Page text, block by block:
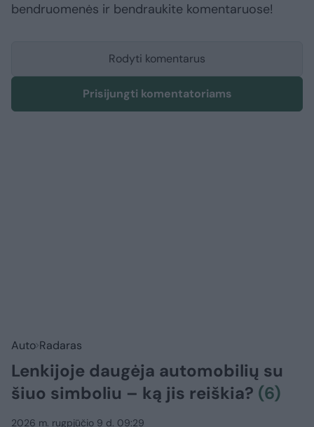
bendruomenės ir bendraukite komentaruose!
Rodyti komentarus
Prisijungti komentatoriams
Auto Radaras
Lenkijoje daugėja automobilių su
šiuo simboliu – ką jis reiškia? (6)
2026 m. rugpjūčio 9 d. 09:29